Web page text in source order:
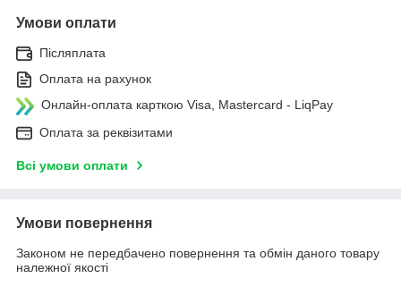
Умови оплати
Післяплата
Оплата на рахунок
Онлайн-оплата карткою Visa, Mastercard - LiqPay
Оплата за реквізитами
Всі умови оплати
Умови повернення
Законом не передбачено повернення та обмін даного товару
належної якості